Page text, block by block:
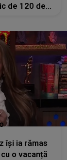
de 120 de
își ia rămas
o vacanță